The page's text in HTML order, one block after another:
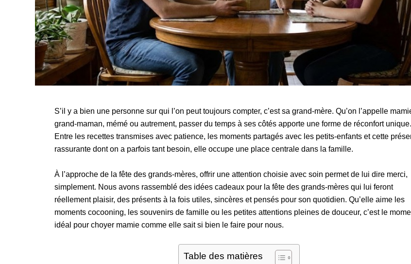
S’il y a bien une personne sur qui l’on peut toujours compter, c’est sa grand-mère. Qu’on l’appelle
grand-maman, mémé ou autrement, passer du temps à ses côtés apporte une forme de réconfort unique.
Entre les recettes transmises avec patience, les moments partagés avec les petits-enfants et cette
rassurante dont on a parfois tant besoin, elle occupe une place centrale dans la famille.
À l’approche de la fête des grands-mères, offrir une attention choisie avec soin permet de lui dire merci,
simplement. Nous avons rassemblé des idées cadeaux pour la fête des grands-mères qui lui feront
réellement plaisir, des présents à la fois utiles, sincères et pensés pour son quotidien. Qu’elle aime les
moments cocooning, les souvenirs de famille ou les petites attentions pleines de douceur, c’est le
idéal pour choyer mamie comme elle sait si bien le faire pour nous.
Table des matières